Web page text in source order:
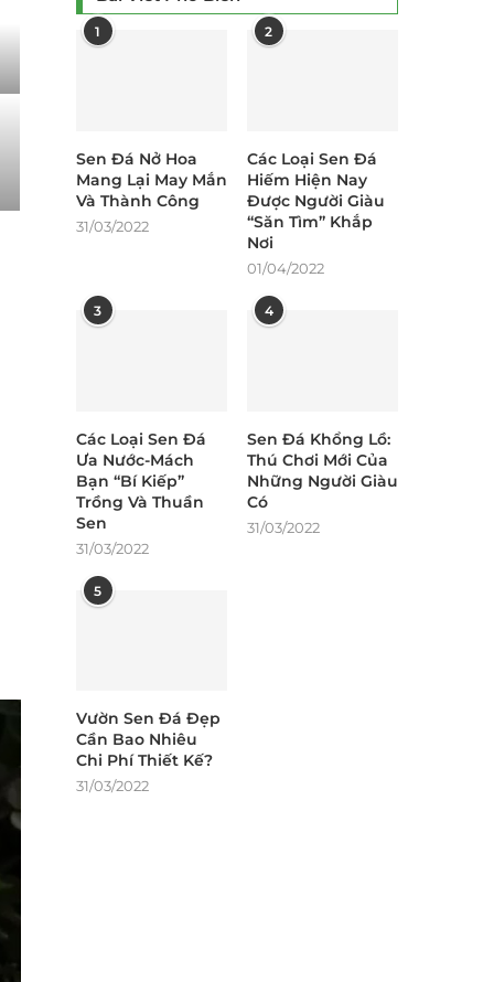
1
Sen Đá Nở Hoa
Mang Lại May Mắn
Và Thành Công
31/03/2022
2
Các Loại Sen Đá
Hiếm Hiện Nay
Được Người Giàu
“Săn Tìm” Khắp
Nơi
01/04/2022
3
Các Loại Sen Đá
Ưa Nước-Mách
Bạn “Bí Kiếp”
Trồng Và Thuần
Sen
31/03/2022
4
Sen Đá Khổng Lồ:
Thú Chơi Mới Của
Những Người Giàu
Có
31/03/2022
5
Vườn Sen Đá Đẹp
Cần Bao Nhiêu
Chi Phí Thiết Kế?
31/03/2022